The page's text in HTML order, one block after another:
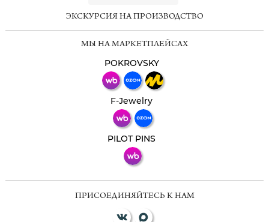
ЭКСКУРСИЯ НА ПРОИЗВОДСТВО
МЫ НА МАРКЕТПЛЕЙСАХ
POKROVSKY
F-Jewelry
PILOT PINS
ПРИСОЕДИНЯЙТЕСЬ К НАМ